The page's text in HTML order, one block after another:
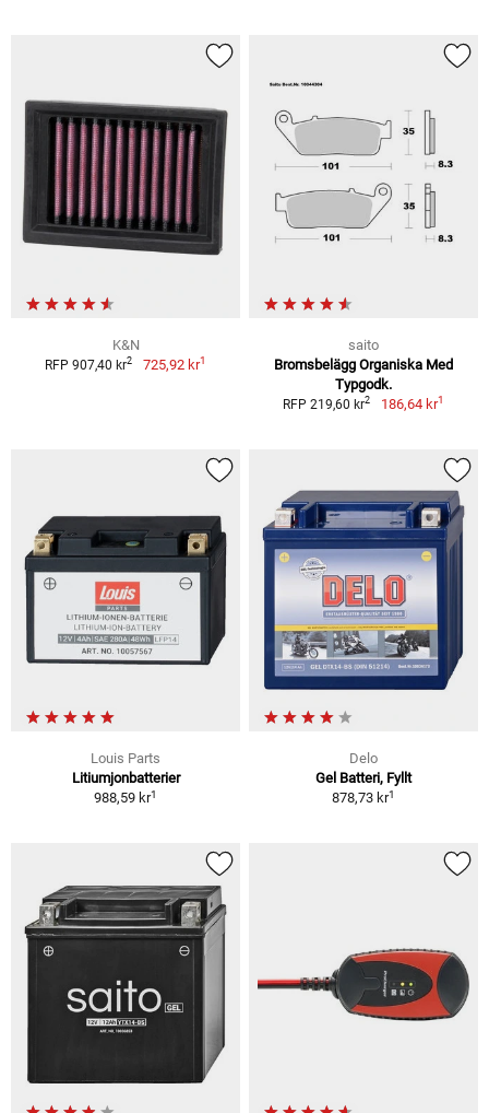
K&N
RFP 907,40 kr2 725,92 kr1
saito
Bromsbelägg Organiska Med
Typgodk.
RFP 219,60 kr2 186,64 kr1
Louis Parts
Litiumjonbatterier
988,59 kr1
Delo
Gel Batteri, Fyllt
878,73 kr1